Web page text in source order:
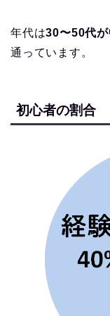
年代は30〜50代
通っています。
初心者の割合